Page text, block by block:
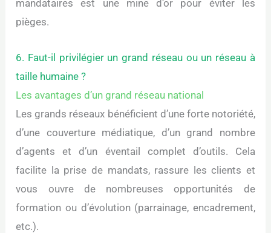
mandataires est une mine d’or pour éviter les
pièges.
6. Faut-il privilégier un grand réseau ou un réseau à
taille humaine ?
Les avantages d’un grand réseau national
Les grands réseaux bénéficient d’une forte notoriété,
d’une couverture médiatique, d’un grand nombre
d’agents et d’un éventail complet d’outils. Cela
facilite la prise de mandats, rassure les clients et
vous ouvre de nombreuses opportunités de
formation ou d’évolution (parrainage, encadrement,
etc.).